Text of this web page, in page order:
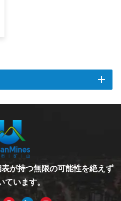
が持つ無限の可能性を絶えず
ています。